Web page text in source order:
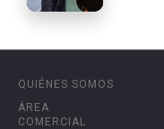
QUIÉNES SOMOS
ÁREA
COMERCIAL